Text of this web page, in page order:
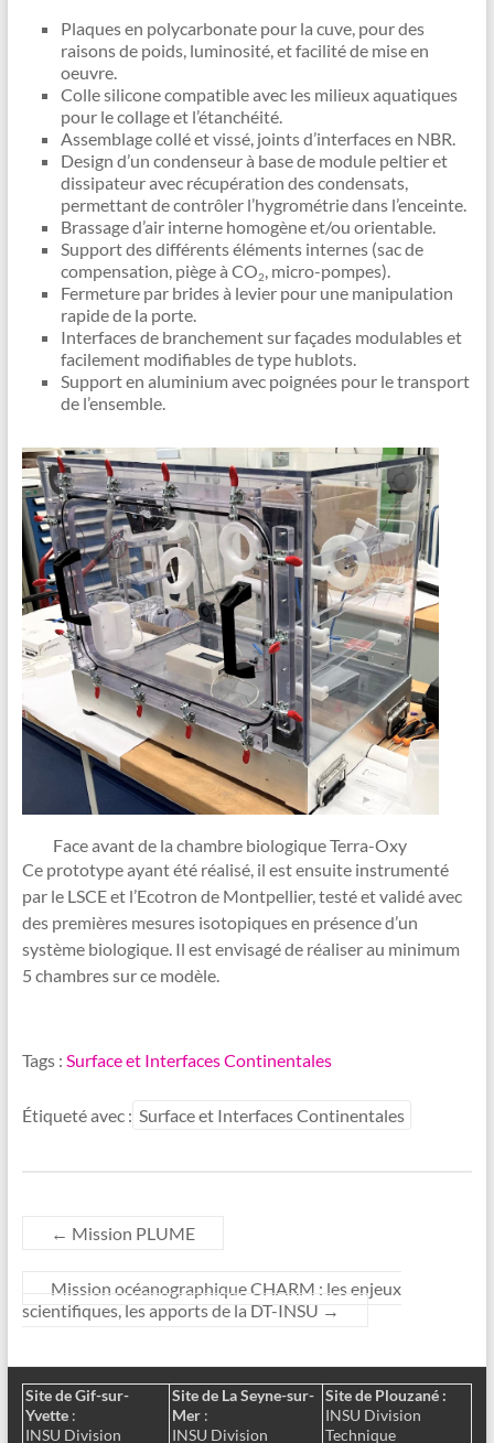
Plaques en polycarbonate pour la cuve, pour des
raisons de poids, luminosité, et facilité de mise en
oeuvre.
Colle silicone compatible avec les milieux aquatiques
pour le collage et l’étanchéité.
Assemblage collé et vissé, joints d’interfaces en NBR.
Design d’un condenseur à base de module peltier et
dissipateur avec récupération des condensats,
permettant de contrôler l’hygrométrie dans l’enceinte.
Brassage d’air interne homogène et/ou orientable.
Support des différents éléments internes (sac de
compensation, piège à CO2, micro-pompes).
Fermeture par brides à levier pour une manipulation
rapide de la porte.
Interfaces de branchement sur façades modulables et
facilement modifiables de type hublots.
Support en aluminium avec poignées pour le transport
de l’ensemble.
Face avant de la chambre biologique Terra-Oxy
Ce prototype ayant été réalisé, il est ensuite instrumenté
par le LSCE et l’Ecotron de Montpellier, testé et validé avec
des premières mesures isotopiques en présence d’un
système biologique. Il est envisagé de réaliser au minimum
5 chambres sur ce modèle.
Tags : Surface et Interfaces Continentales
Étiqueté avec : Surface et Interfaces Continentales
← Mission PLUME
Mission océanographique CHARM : les enjeux
scientifiques, les apports de la DT-INSU →
Site de Gif-sur-
Yvette:
INSU Division
Site de La Seyne-sur-
Mer:
INSU Division
Site de Plouzané :
INSU Division
Technique